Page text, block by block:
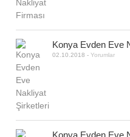
Konya Evden Eve
02.10.2018 -Yorumlar
Konya Evden Eve